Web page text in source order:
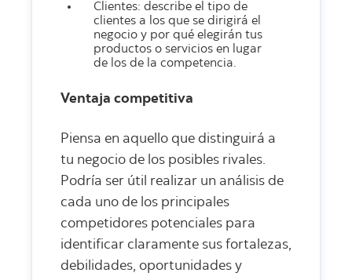
Clientes: describe el tipo de
clientes a los que se dirigirá el
negocio y por qué elegirán tus
productos o servicios en lugar
de los de la competencia.
Ventaja competitiva
Piensa en aquello que distinguirá a
tu negocio de los posibles rivales.
Podría ser útil realizar un análisis de
cada uno de los principales
competidores potenciales para
identificar claramente sus fortalezas,
debilidades, oportunidades y